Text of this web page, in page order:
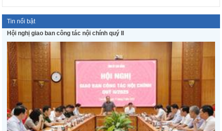
Tin nổi bật
Hội nghị giao ban công tác nội chính quý II